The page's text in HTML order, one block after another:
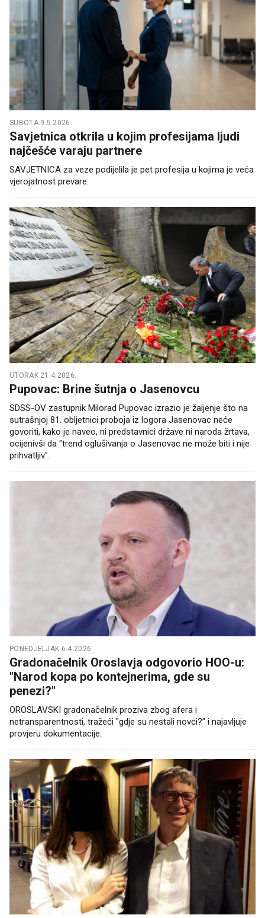
SUBOTA 9.5.2026.
Savjetnica otkrila u kojim profesijama ljudi
najčešće varaju partnere
SAVJETNICA za veze podijelila je pet profesija u kojima je veća
vjerojatnost prevare.
UTORAK 21.4.2026.
Pupovac: Brine šutnja o Jasenovcu
SDSS-OV zastupnik Milorad Pupovac izrazio je žaljenje što na
sutrašnjoj 81. obljetnici proboja iz logora Jasenovac neće
govoriti, kako je naveo, ni predstavnici države ni naroda žrtava,
ocijenivši da "trend oglušivanja o Jasenovac ne može biti i nije
prihvatljiv".
PONEDJELJAK 6.4.2026.
Gradonačelnik Oroslavja odgovorio HOO-u:
"Narod kopa po kontejnerima, gde su
penezi?"
OROSLAVSKI gradonačelnik proziva zbog afera i
netransparentnosti, tražeći "gdje su nestali novci?" i najavljuje
provjeru dokumentacije.